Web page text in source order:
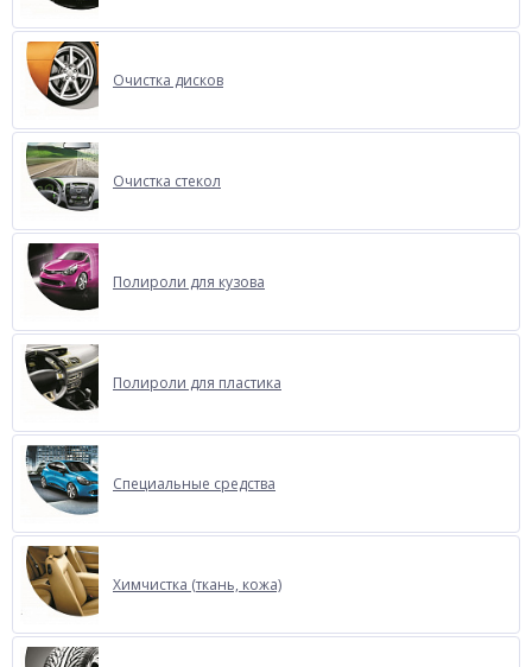
Очистка дисков
Очистка стекол
Полироли для кузова
Полироли для пластика
Специальные средства
Химчистка (ткань, кожа)